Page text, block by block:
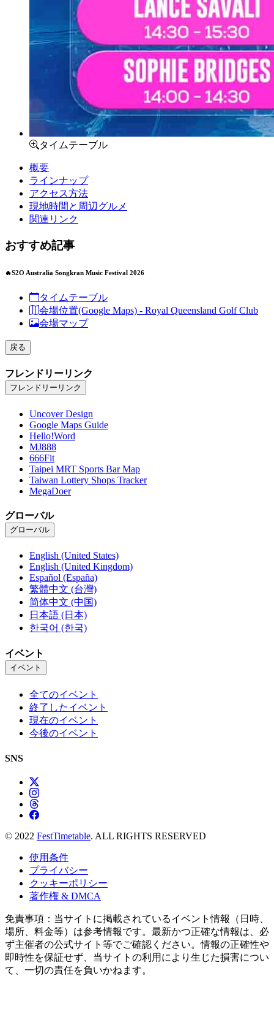
タイムテーブル
概要
ラインナップ
アクセス方法
現地時間と周辺グルメ
関連リンク
おすすめ記事
🔥S2O Australia Songkran Music Festival 2026
タイムテーブル
会場位置(Google Maps) - Royal Queensland Golf Club
会場マップ
戻る
フレンドリーリンク
フレンドリーリンク
Uncover Design
Google Maps Guide
Hello!Word
MJ888
666Fit
Taipei MRT Sports Bar Map
Taiwan Lottery Shops Tracker
MegaDoer
グローバル
グローバル
English (United States)
English (United Kingdom)
Español (España)
繁體中文 (台灣)
简体中文 (中国)
日本語 (日本)
한국어 (한국)
イベント
イベント
全てのイベント
終了したイベント
現在のイベント
今後のイベント
SNS
© 2022 FestTimetable. ALL RIGHTS RESERVED
使用条件
プライバシー
クッキーポリシー
著作権 & DMCA
免責事項：当サイトに掲載されているイベント情報（日時、
場所、料金等）は参考情報です。最新かつ正確な情報は、必
ず主催者の公式サイト等でご確認ください。情報の正確性や
即時性を保証せず、当サイトの利用により生じた損害につい
て、一切の責任を負いかねます。